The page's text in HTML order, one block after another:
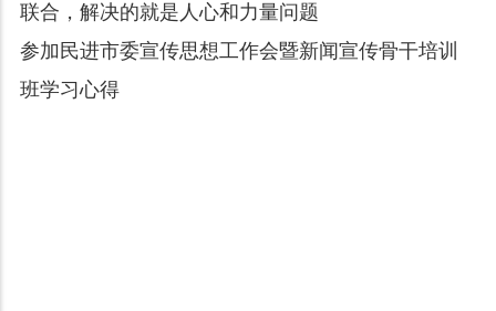
联合，解决的就是人心和力量问题
参加民进市委宣传思想工作会暨新闻宣传骨干培训
班学习心得